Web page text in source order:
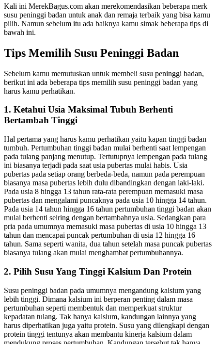
Kali ini MerekBagus.com akan merekomendasikan beberapa merk
susu peninggi badan untuk anak dan remaja terbaik yang bisa kamu
pilih. Namun sebelum itu ada baiknya kamu simak beberapa tips di
bawah ini.
Tips Memilih Susu Peninggi Badan
Sebelum kamu memutuskan untuk membeli susu peninggi badan,
berikut ini ada beberapa tips memilih susu peninggi badan yang
harus kamu perhatikan.
1. Ketahui Usia Maksimal Tubuh Berhenti
Bertambah Tinggi
Hal pertama yang harus kamu perhatikan yaitu kapan tinggi badan
tumbuh. Pertumbuhan tinggi badan mulai berhenti saat lempengan
pada tulang panjang menutup. Tertutupnya lempengan pada tulang
ini biasanya terjadi pada saat usia pubertas mulai habis. Usia
pubertas pada setiap orang berbeda-beda, namun pada perempuan
biasanya masa pubertas lebih dulu dibandingkan dengan laki-laki.
Pada usia 8 hingga 13 tahun rata-rata perempuan memasuki masa
pubertas dan mengalami puncaknya pada usia 10 hingga 14 tahun.
Pada usia 14 tahun hingga 16 tahun pertumbuhan tinggi badan akan
mulai berhenti seiring dengan bertambahnya usia. Sedangkan para
pria pada umumnya memasuki masa pubertas di usia 10 hingga 13
tahun dan mencapai puncak pertumbuhan di usia 12 hingga 16
tahun. Sama seperti wanita, dua tahun setelah masa puncak pubertas
biasanya tulang akan mulai menghambat pertumbuhannya.
2. Pilih Susu Yang Tinggi Kalsium Dan Protein
Susu peninggi badan pada umumnya mengandung kalsium yang
lebih tinggi. Dimana kalsium ini berperan penting dalam masa
pertumbuhan seperti membentuk dan memperkuat struktur
kepadatan tulang. Tak hanya kalsium, kandungan lainnya yang
harus diperhatikan juga yaitu protein. Susu yang dilengkapi dengan
protein tinggi tentunya akan membantu kinerja kalsium dalam